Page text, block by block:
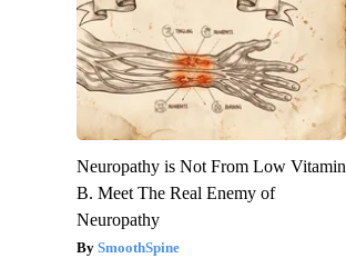
Neuropathy is Not From Low Vitamin
B. Meet The Real Enemy of
Neuropathy
SmoothSpine